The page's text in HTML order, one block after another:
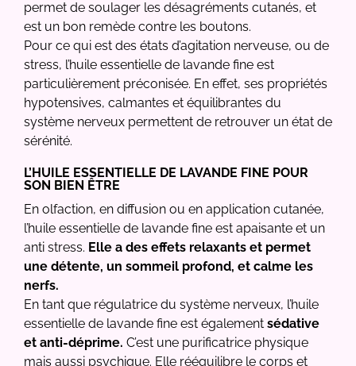
permet de soulager les désagréments cutanés, et
est un bon remède contre les boutons.
Pour ce qui est des états d’agitation nerveuse, ou de
stress, l’huile essentielle de lavande fine est
particulièrement préconisée. En effet, ses propriétés
hypotensives, calmantes et équilibrantes du
système nerveux permettent de retrouver un état de
sérénité.
L’HUILE ESSENTIELLE DE LAVANDE FINE POUR
SON BIEN ÊTRE
En olfaction, en diffusion ou en application cutanée,
l’huile essentielle de lavande fine est apaisante et un
anti stress. Elle a des effets relaxants et permet
une détente, un sommeil profond, et calme les
nerfs.
En tant que régulatrice du système nerveux, l’huile
essentielle de lavande fine est également sédative
et anti-déprime. C’est une purificatrice physique
mais aussi psychique. Elle rééquilibre le corps et